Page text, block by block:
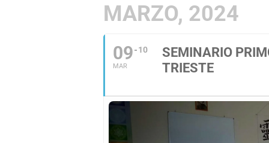
MARZO, 2024
09
MAR
10
SEMINARIO
TRIESTE